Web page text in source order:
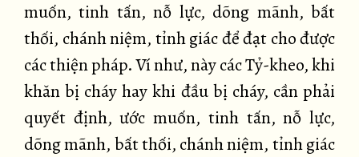
muốn, tinh tấn, nỗ lực, dõng mãnh, bất
thối, chánh niệm, tỉnh giác để đạt cho được
các thiện pháp. Ví như, này các Tỷ-kheo, khi
khăn bị cháy hay khi đầu bị cháy, cần phải
quyết định, ước muốn, tinh tấn, nỗ lực,
dõng mãnh, bất thối, chánh niệm, tỉnh giác